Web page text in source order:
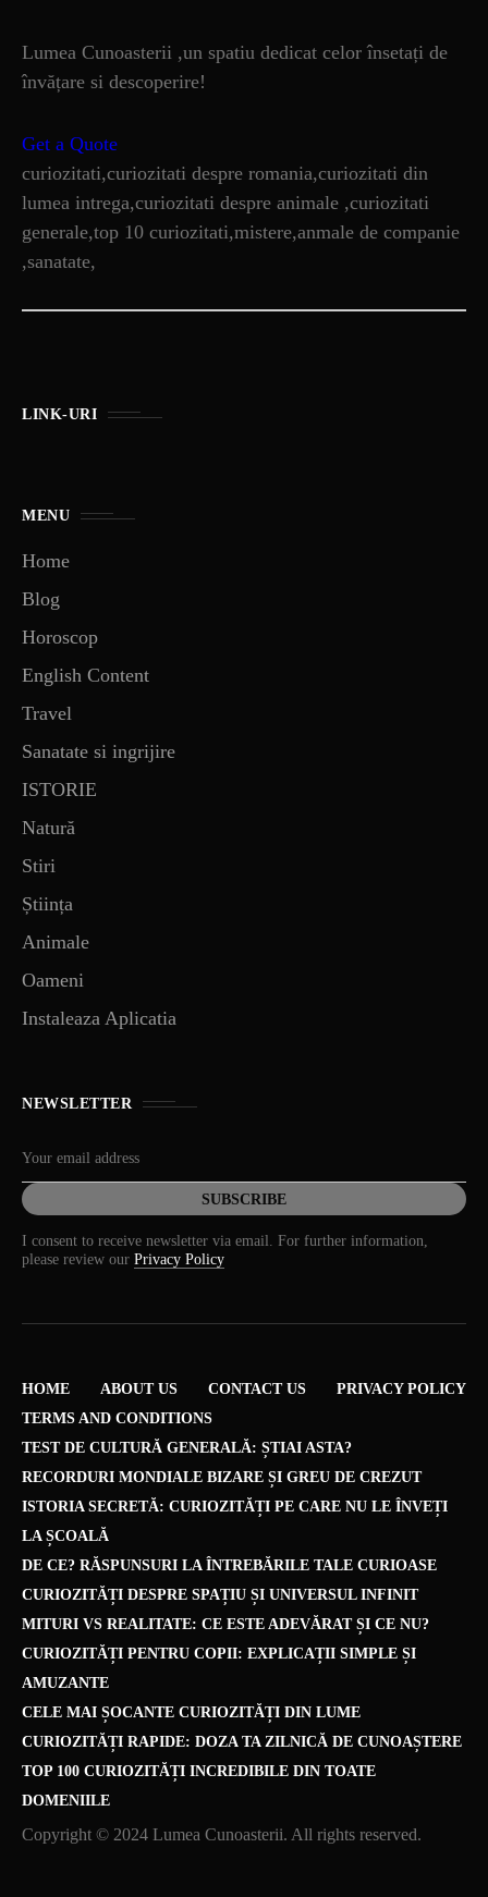
Lumea Cunoasterii ,un spatiu dedicat celor însetați de
învățare si descoperire!
Get a Quote
curiozitati,curiozitati despre romania,curiozitati din
lumea intrega,curiozitati despre animale ,curiozitati
generale,top 10 curiozitati,mistere,anmale de companie
,sanatate,
LINK-URI
MENU
Home
Blog
Horoscop
English Content
Travel
Sanatate si ingrijire
ISTORIE
Natură
Stiri
Știința
Animale
Oameni
Instaleaza Aplicatia
NEWSLETTER
I consent to receive newsletter via email. For further information,
please review our Privacy Policy
HOME ABOUT US CONTACT US
PRIVACY POLICY
TERMS AND CONDITIONS
TEST DE CULTURĂ GENERALĂ: ȘTIAI ASTA?
RECORDURI MONDIALE BIZARE ȘI GREU DE CREZUT
ISTORIA SECRETĂ: CURIOZITĂȚI PE CARE NU LE ÎNVEȚI
LA ȘCOALĂ
DE CE? RĂSPUNSURI LA ÎNTREBĂRILE TALE CURIOASE
CURIOZITĂȚI DESPRE SPAȚIU ȘI UNIVERSUL INFINIT
MITURI VS REALITATE: CE ESTE ADEVĂRAT ȘI CE NU?
CURIOZITĂȚI PENTRU COPII: EXPLICAȚII SIMPLE ȘI
AMUZANTE
CELE MAI ȘOCANTE CURIOZITĂȚI DIN LUME
CURIOZITĂȚI RAPIDE: DOZA TA ZILNICĂ DE CUNOAȘTERE
TOP 100 CURIOZITĂȚI INCREDIBILE DIN TOATE
DOMENIILE
Copyright © 2024 Lumea Cunoasterii. All rights reserved.